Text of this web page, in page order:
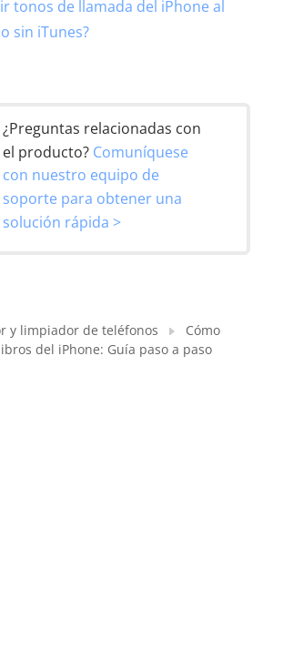
tonos de llamada del iPhone al
sin iTunes?
¿Preguntas relacionadas con
el producto? Comuníquese
con nuestro equipo de
soporte para obtener una
solución rápida >
y limpiador de teléfonos
Cómo
del iPhone: Guía paso a paso